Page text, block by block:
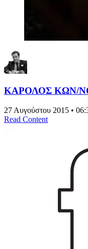
ΚΑΡΟΛΟΣ ΚΩΝ/
27 Αυγούστου 2015 •
Read Content